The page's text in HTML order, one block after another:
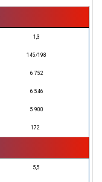
1,3
145/198
6 752
6 546
5 900
172
5,5